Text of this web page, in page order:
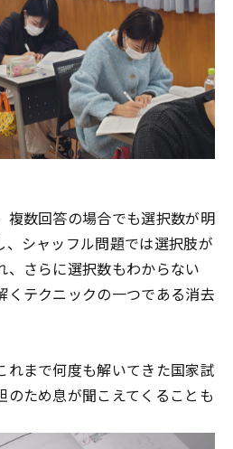
複数回答の場合でも選択数が明
シャッフル問題では選択肢が
、さらに選択数もわからない
くテクニックの一つである消去
れまで何度も解いてきた国家試
のため息が聞こえてくることも